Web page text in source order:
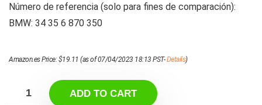
Número de referencia (solo para fines de comparación):
BMW: 34 35 6 870 350
Amazon.es Price:$19.11 (as of 07/04/2023 18:13 PST-Details)
ADD TO CART